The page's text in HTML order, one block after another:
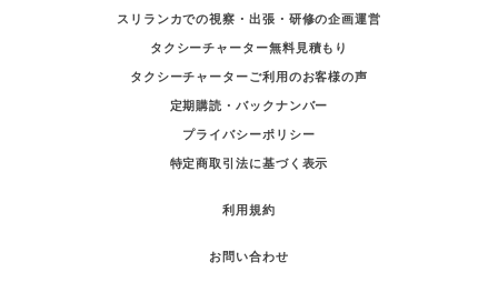
スリランカでの視察・出張・研修の企画運営
タクシーチャーター無料見積もり
タクシーチャーターご利用のお客様の声
定期購読・バックナンバー
プライバシーポリシー
特定商取引法に基づく表示
利用規約
お問い合わせ